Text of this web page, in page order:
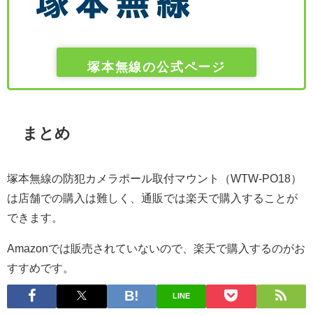
塚本無線の公式ページ
まとめ
塚本無線の防犯カメラポール取付マウント（WTW-PO18）
は店舗での購入は難しく、通販では楽天で購入することが
できます。
Amazonでは販売されていないので、楽天で購入するのがお
すすめです。
LINE